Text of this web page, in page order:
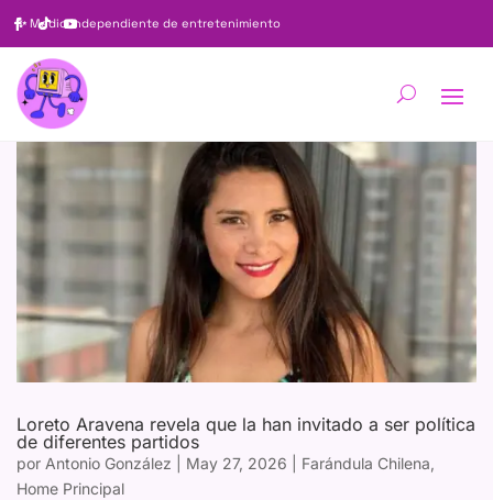
✨ Medio independiente de entretenimiento
Loreto Aravena revela que la han invitado a ser política
de diferentes partidos
por Antonio González May 27, 2026 Farándula Chilena,
Home Principal